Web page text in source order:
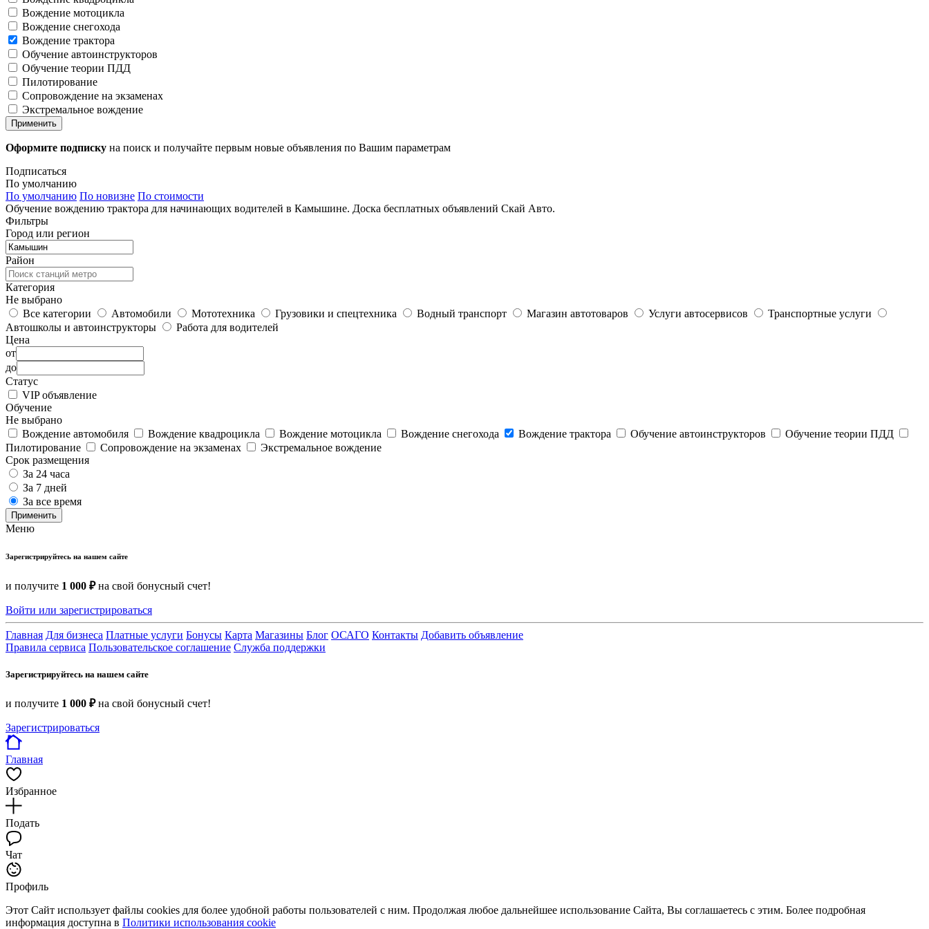
Вождение мотоцикла
Вождение снегохода
Вождение трактора
Обучение автоинструкторов
Обучение теории ПДД
Пилотирование
Сопровождение на экзаменах
Экстремальное вождение
Применить
Оформите подписку на поиск и получайте первым новые объявления по Вашим параметрам
Подписаться
По умолчанию
По умолчанию По новизне По стоимости
Обучение вождению трактора для начинающих водителей в Камышине. Доска бесплатных объявлений Скай Авто.
Фильтры
Город или регион
Район
Категория
Не выбрано
Все категории
Автомобили Мототехника Грузовики и спецтехника Водный транспорт Магазин автотоваров Услуги автосервисов
Транспортные услуги
Автошколы и автоинструкторы
Работа для водителей
Цена
от
до
Статус
VIP объявление
Обучение
Не выбрано
Вождение автомобиля
Вождение квадроцикла Вождение мотоцикла Вождение снегохода Вождение трактора Обучение автоинструкторов
Обучение теории ПДД
Пилотирование
Сопровождение на экзаменах
Экстремальное вождение
Срок размещения
За 24 часа
За 7 дней
За все время
Применить
Меню
Зарегистрируйтесь на нашем сайте
и получите 1 000 ₽на свой бонусный счет!
Войти или зарегистрироваться
Главная Для бизнеса Платные услуги Бонусы Карта Магазины Блог ОСАГО Контакты Добавить объявление
Правила сервиса Пользовательское соглашение Служба поддержки
Зарегистрируйтесь на нашем сайте
и получите 1 000 ₽на свой бонусный счет!
Зарегистрироваться
Главная
Избранное
Подать
Чат
Профиль
Этот Сайт использует файлы cookies для более удобной работы пользователей с ним. Продолжая любое дальнейшее использование Сайта, Вы соглашаетесь с этим. Более подробная
информация доступна в Политики использования cookie